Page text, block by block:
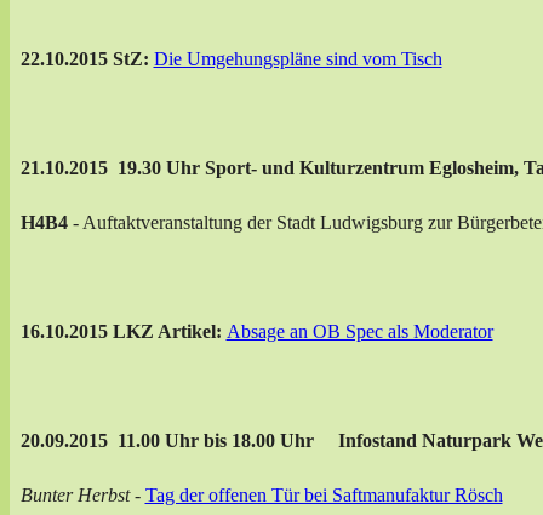
22.10.2015 StZ: Die Umgehungspläne sind vom Tisch
21.10.2015 19.30 Uhr Sport- und Kulturzentrum Eglosheim,
H4B4 - Auftaktveranstaltung der Stadt Ludwigsburg zur
16.10.2015 LKZ Artikel: Absage an OB Spec als Moderator
20.09.2015 11.00 Uhr bis 18.00 Uhr Infostand Naturpark
Bunter Herbst - Tag der offenen Tür bei Saftmanufaktur Rösch